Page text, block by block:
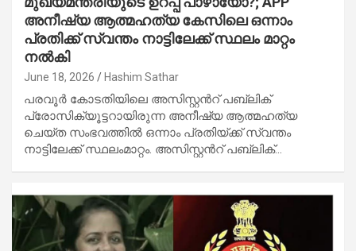
അനീഷ്യ ആത്മഹത്യ കേസിലെ ഒന്നാം
പ്രതിക്ക് സ്വന്തം നാട്ടിലേക്ക് സ്ഥലം മാറ്റം
നൽകി
June 18, 2026 Hashim Sathar
പരവൂർ കോടതിയിലെ അസിസ്റ്റൻറ് പബ്ലിക്
പ്രോസിക്യൂട്ടറായിരുന്ന അനീഷ്യ ആത്മഹത്യ
ചെയ്ത സംഭവത്തിൽ ഒന്നാം പ്രതിയ്ക്ക് സ്വന്തം
നാട്ടിലേക്ക് സ്ഥലംമാറ്റം. അസിസ്റ്റൻറ് പബ്ലിക്…